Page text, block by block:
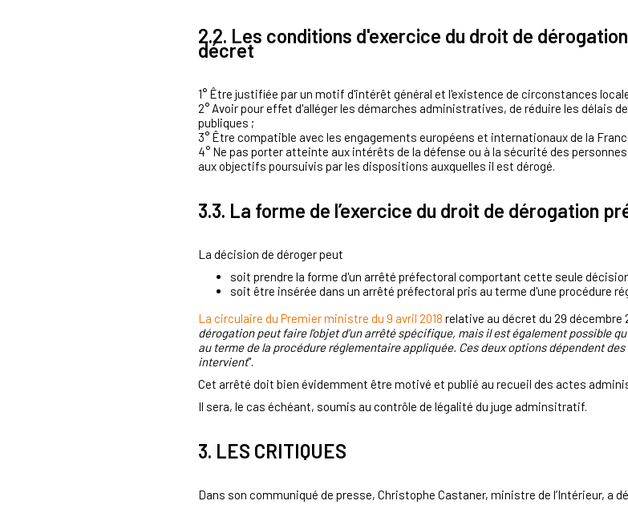
2.2. Les conditions d'exercice du droit de
décret
1° Être justifiée par un motif d'intérêt général et l'existence de circonstances
2° Avoir pour effet d'alléger les démarches administratives, de réduire les délais
publiques ;
3° Être compatible avec les engagements européens et internationaux de la
4° Ne pas porter atteinte aux intérêts de la défense ou à la sécurité des
aux objectifs poursuivis par les dispositions auxquelles il est dérogé.
3.3. La forme de l’exercice du droit de dérogation
La décision de déroger peut
soit prendre la forme d'un arrêté préfectoral comportant cette seule
soit être insérée dans un arrêté préfectoral pris au terme d'une procédure
La circulaire du Premier ministre du 9 avril 2018 relative au décret du 29 décembre
dérogation peut faire l'objet d'un arrêté spécifique, mais il est également possible
au terme de la procédure réglementaire appliquée. Ces deux options dépendent
intervient".
Cet arrêté doit bien évidemment être motivé et publié au recueil des actes
Il sera, le cas échéant, soumis au contrôle de légalité du juge adminsitratif.
3. LES CRITIQUES
Dans son communiqué de presse, Christophe Castaner, ministre de l’Intérieur, a